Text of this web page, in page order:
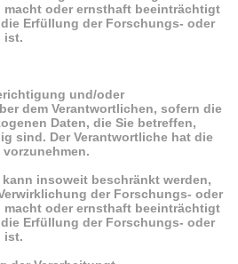
oder ernsthaft beeinträchtigt
Erfüllung der Forschungs- oder
ist.
und/oder
dem Verantwortlichen, sofern die
Daten, die Sie betreffen,
sind. Der Verantwortliche hat die
insoweit beschränkt werden,
der Forschungs- oder
oder ernsthaft beeinträchtigt
Erfüllung der Forschungs- oder
ist.